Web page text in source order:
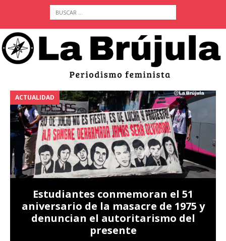
ACTUALIDAD
Estudiantes conmemoran el 51
aniversario de la masacre de 1975 y
denuncian el autoritarismo del
presente